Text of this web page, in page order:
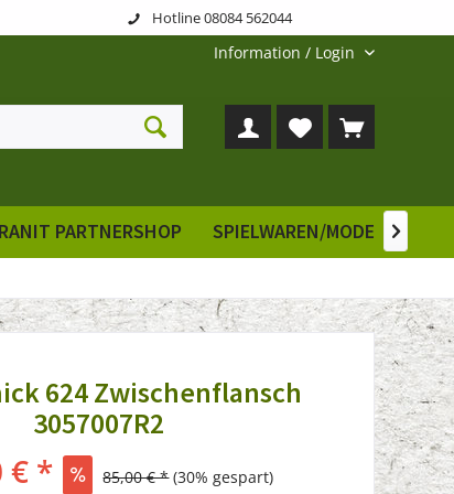
Hotline 08084 562044
Information / Login
PARTNERSHOP SPIELWAREN/MODELLE

624 Zwischenflansch
3057007R2
€ * 85,00 € * (30% gespart)